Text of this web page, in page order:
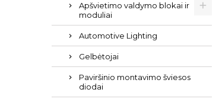
Apšvietimo valdymo blokai ir
moduliai
Automotive Lighting
Gelbėtojai
Paviršinio montavimo šviesos
diodai